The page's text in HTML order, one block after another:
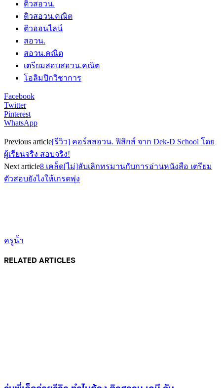
ติวสอวน.
ติวสอวน.คณิต
ติวออนไลน์
สอวน.
สอวน.คณิต
เตรียมสอบสอวน.คณิต
โอลิมปิกวิชาการ
Facebook
Twitter
Pinterest
WhatsApp
Previous article[รีวิว] คอร์สสอวน. ฟิสิกส์ จาก Dek-D School โดย
ผู้เรียนจริง สอบจริง!
Next article8 เคล็ด[ไม่]ลับเลิกทรมานกับการอ่านหนังสือ เตรียม
ตัวสอบยังไงให้เกรดพุ่ง
ครูน้ำ
RELATED ARTICLES